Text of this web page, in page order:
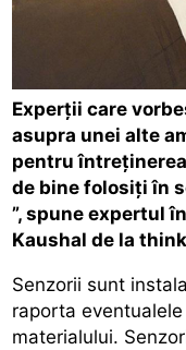
Experții care
asupra unei alte
pentru
de bine folosiți în
”, spune expertul
Kaushal de la
Senzorii sunt
raporta
materialului.